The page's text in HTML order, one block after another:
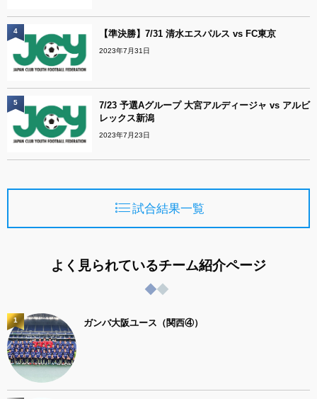
【準決勝】7/31 清水エスパルス vs FC東京
2023年7月31日
4
7/23 予選Aグループ 大宮アルディージャ vs アルビ
レックス新潟
2023年7月23日
5
試合結果一覧
よく見られているチーム紹介ページ
ガンバ大阪ユース（関西④）
1